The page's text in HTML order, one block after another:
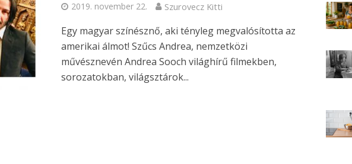
2019. november 22. Szurovecz Kitti
Egy magyar színésznő, aki tényleg megvalósította az
amerikai álmot! Szűcs Andrea, nemzetközi
művésznevén Andrea Sooch világhírű filmekben,
sorozatokban, világsztárok...